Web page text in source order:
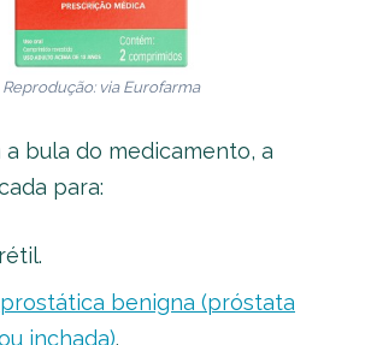
Reprodução: via Eurofarma
bula do medicamento, a
para:
benigna (próstata
inchada).